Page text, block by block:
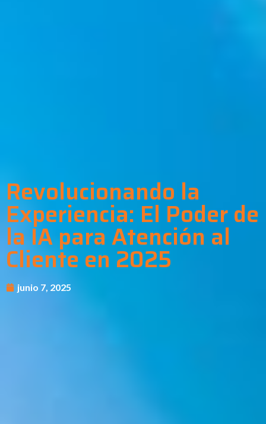
Revolucionando la
Experiencia: El Poder de
la IA para Atención al
Cliente en 2025
junio 7, 2025